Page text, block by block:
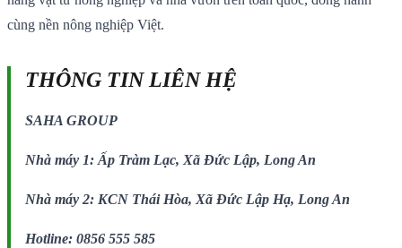
cùng nền nông nghiệp Việt.
THÔNG TIN LIÊN HỆ
SAHA GROUP
Nhà máy 1: Ấp Tràm Lạc, Xã Đức Lập, Long An
Nhà máy 2: KCN Thái Hòa, Xã Đức Lập Hạ, Long An
Hotline: 0856 555 585